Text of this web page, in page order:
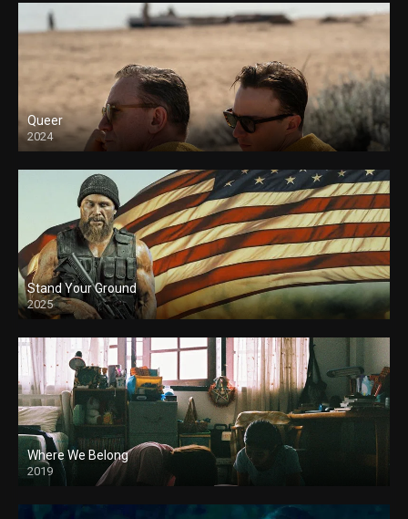
Queer
2024
Stand Your Ground
2025
Where We Belong
2019